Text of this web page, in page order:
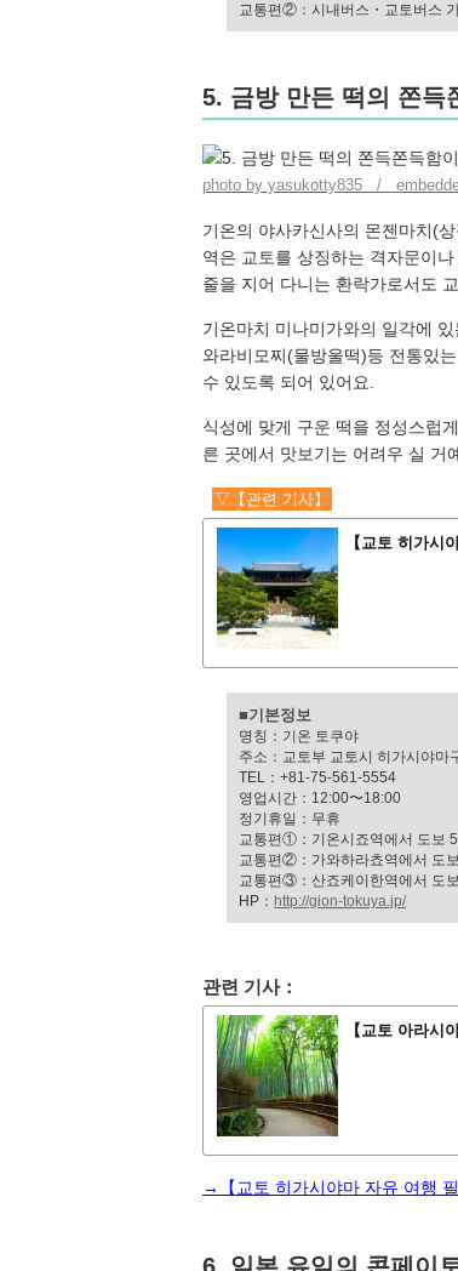
교통편②：시내버스・교토버스
5. 금방 만든 떡의 쫀득
photo by yasukotty835 /
기온의 야사카신사의 몬젠마치(
역은 교토를 상징하는 격자문이
줄을 지어 다니는 환락가로서도
기온마치 미나미가와의 일각에
와라비모찌(물방울떡)등 전통있
수 있도록 되어 있어요.
식성에 맞게 구운 떡을 정성스럽
른 곳에서 맛보기는 어려우 실 거
▽【관련 기사】
【교토 히가시
■기본정보
명칭：기온 토쿠야
주소：교토부 교토시 히가시야
TEL：+81-75-561-5554
영업시간：12:00〜18:00
정기휴일：무휴
교통편①：기온시죠역에서 도보
교통편②：가와하라쵸역에서 도
교통편③：산죠케이한역에서 도
HP： http://gion-tokuya.jp/
관련 기사：
【교토 아라시
→【교토 히가시야마 자유 여행